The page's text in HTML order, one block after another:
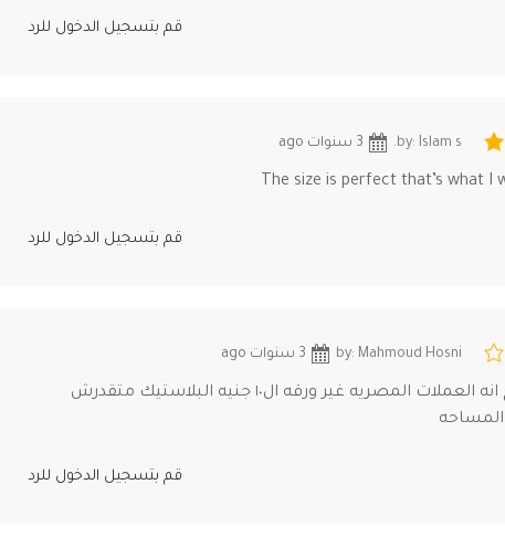
قم بتسجيل الدخول للرد
by: Islam s.
The size is perfect that’s what I
قم بتسجيل الدخول للرد
by: Mahmoud Hosni
مشكله المنتج انه العملات المصريه غير ورقه ال١٠ جنيه البلاستيك متقدرش
قم بتسجيل الدخول للرد